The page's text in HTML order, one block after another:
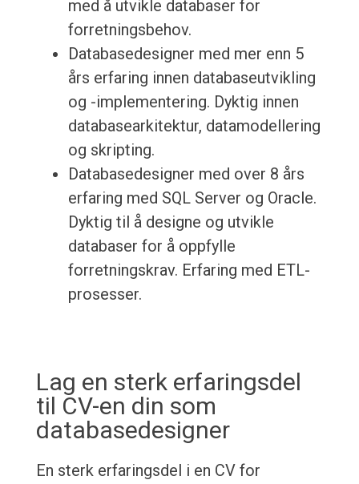
med å utvikle databaser for
forretningsbehov.
Databasedesigner med mer enn 5
års erfaring innen databaseutvikling
og -implementering. Dyktig innen
databasearkitektur, datamodellering
og skripting.
Databasedesigner med over 8 års
erfaring med SQL Server og Oracle.
Dyktig til å designe og utvikle
databaser for å oppfylle
forretningskrav. Erfaring med ETL-
prosesser.
Lag en sterk erfaringsdel
til CV-en din som
databasedesigner
En sterk erfaringsdel i en CV for